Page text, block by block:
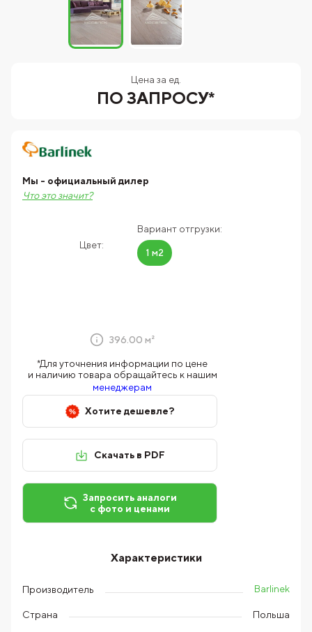
Цена за ед.
ПО ЗАПРОСУ*
Цвет:
Вариант отгрузки:
1 м2
Мы - официальный дилер
Что это значит?
396.00 м²
*Для уточнения информации по цене
и наличию товара обращайтесь к нашим
менеджерам
Хотите дешевле?
Скачать в PDF
Запросить аналоги
с фото и ценами
Характеристики
Производитель Barlinek
Страна Польша